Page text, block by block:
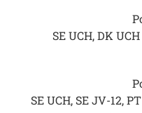
SE UCH, DK
SE UCH, SE JV-12,